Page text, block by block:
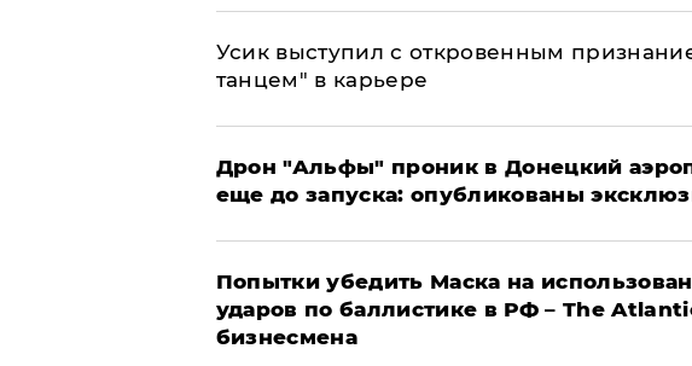
Усик выступил с откровенным
танцем" в карьере
Дрон "Альфы" проник в Донецкий
еще до запуска: опубликованы
Попытки убедить Маска на
ударов по баллистике в РФ – The
бизнесмена